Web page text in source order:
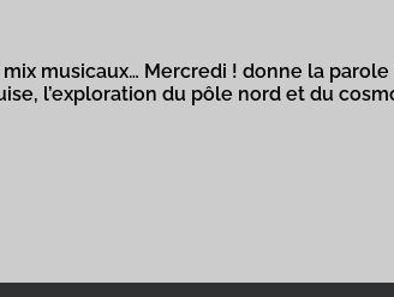
musicaux… Mercredi ! donne la
l’exploration du pôle nord et du